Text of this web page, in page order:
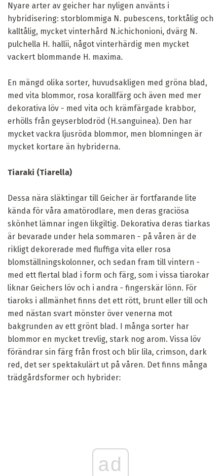
Nyare arter av geicher har nyligen använts i
hybridisering: storblommiga N. pubescens, torktålig och
kalltålig, mycket vinterhård N.ichichonioni, dvärg N.
pulchella H. hallii, något vinterhärdig men mycket
vackert blommande H. maxima.
En mängd olika sorter, huvudsakligen med gröna blad,
med vita blommor, rosa korallfärg och även med mer
dekorativa löv - med vita och krämfärgade krabbor,
erhölls från geyserblodröd (H.sanguinea). Den har
mycket vackra ljusröda blommor, men blomningen är
mycket kortare än hybriderna.
Tiaraki (Tiarella)
Dessa nära släktingar till Geicher är fortfarande lite
kända för våra amatörodlare, men deras graciösa
skönhet lämnar ingen likgiltig. Dekorativa deras tiarkas
är bevarade under hela sommaren - på våren är de
rikligt dekorerade med fluffiga vita eller rosa
blomställningskolonner, och sedan fram till vintern -
med ett flertal blad i form och färg, som i vissa tiarokar
liknar Geichers löv och i andra - fingerskär lönn. För
tiaroks i allmänhet finns det ett rött, brunt eller till och
med nästan svart mönster över venerna mot
bakgrunden av ett grönt blad. I många sorter har
blommor en mycket trevlig, stark nog arom. Vissa löv
förändrar sin färg från frost och blir lila, crimson, dark
red, det ser spektakulärt ut på våren. Det finns många
trädgårdsformer och hybrider:
ad